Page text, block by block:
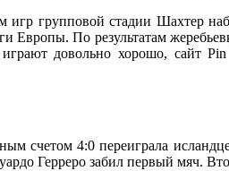
игр групповой стадии Шахтер
Европы. По результатам
играют довольно хорошо, сайт
счетом 4:0 переиграла
Герреро забил первый мяч.